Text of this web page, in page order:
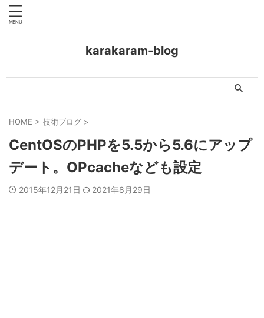
karakaram-blog
HOME > 技術ブログ >
CentOSのPHPを5.5から5.6にアップ
デート。OPcacheなども設定
2015年12月21日 2021年8月29日